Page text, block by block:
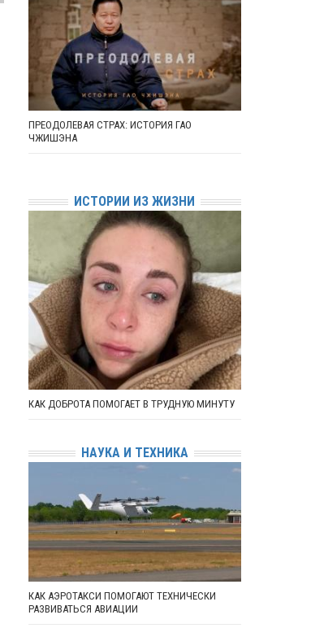
ПРЕОДОЛЕВАЯ СТРАХ: ИСТОРИЯ ГАО
ЧЖИШЭНА
ИСТОРИИ ИЗ ЖИЗНИ
КАК ДОБРОТА ПОМОГАЕТ В ТРУДНУЮ МИНУТУ
НАУКА И ТЕХНИКА
КАК АЭРОТАКСИ ПОМОГАЮТ ТЕХНИЧЕСКИ
РАЗВИВАТЬСЯ АВИАЦИИ